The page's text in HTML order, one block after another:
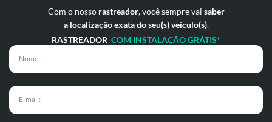
Com o nosso rastreador, você sempre vai saber
a localização exata do seu(s) veículo(s).
RASTREADOR COM INSTALAÇÃO GRÁTIS*